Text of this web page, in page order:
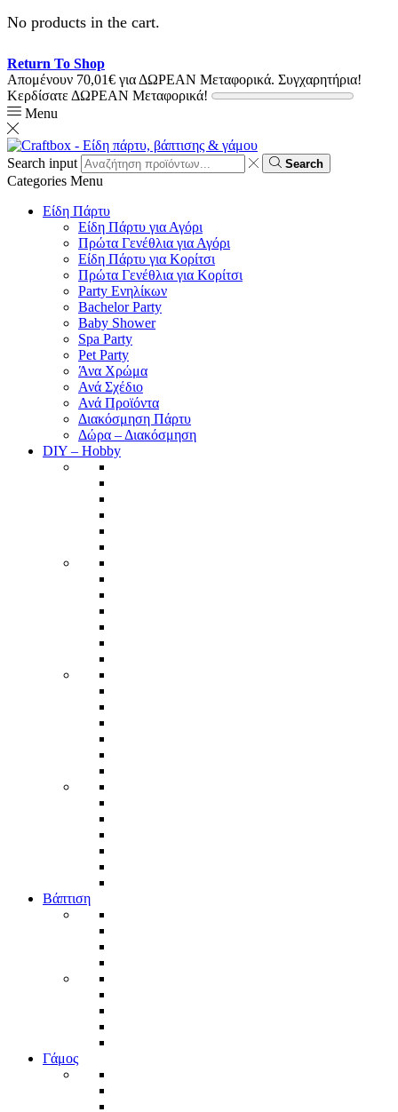
No products in the cart.
Return To Shop
Απομένουν 70,01€ για ΔΩΡΕΑΝ Μεταφορικά. Συγχαρητήρια!
Κερδίσατε ΔΩΡΕΑΝ Μεταφορικά!
Menu
Search input Search
Categories Menu
Είδη Πάρτυ
Είδη Πάρτυ για Αγόρι
Πρώτα Γενέθλια για Αγόρι
Είδη Πάρτυ για Κορίτσι
Πρώτα Γενέθλια για Κορίτσι
Party Ενηλίκων
Bachelor Party
Baby Shower
Spa Party
Pet Party
Άνα Χρώμα
Ανά Σχέδιο
Ανά Προϊόντα
Διακόσμηση Πάρτυ
Δώρα – Διακόσμηση
DIY – Hobby
Βάπτιση
Γάμος